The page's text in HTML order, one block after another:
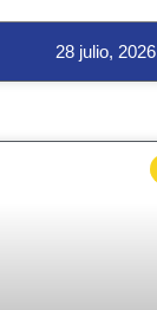
28 julio, 2026